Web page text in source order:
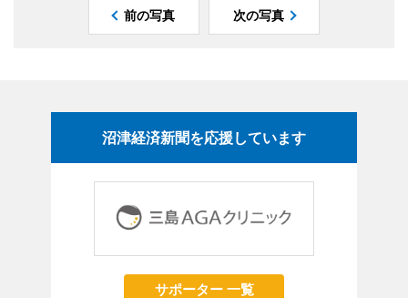
前の写真 次の写真
沼津経済新聞を応援しています
サポーター 一覧